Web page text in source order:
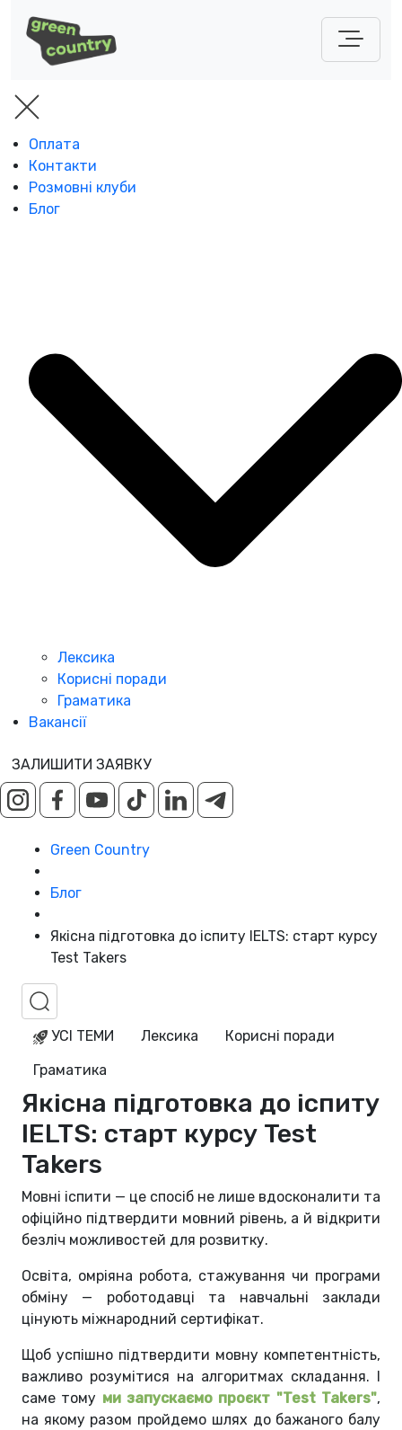
Оплата
Контакти
Розмовні клуби
Блог
Лексика
Корисні поради
Граматика
Вакансії
ЗАЛИШИТИ ЗАЯВКУ
Green Country
Блог
Якісна підготовка до іспиту IELTS: старт курсу
Test Takers
УСІ ТЕМИ Лексика
Корисні поради
Граматика
Якісна підготовка до іспиту
IELTS: старт курсу Test
Takers
Мовні іспити — це спосіб не лише вдосконалити та
офіційно підтвердити мовний рівень, а й відкрити
безліч можливостей для розвитку.
Освіта, омріяна робота, стажування чи програми
обміну — роботодавці та навчальні заклади
цінують міжнародний сертифікат.
Щоб успішно підтвердити мовну компетентність,
важливо розумітися на алгоритмах складання. І
саме тому ми запускаємо проєкт "Test Takers",
на якому разом пройдемо шлях до бажаного балу